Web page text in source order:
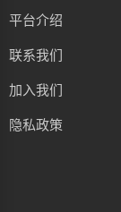
平台介绍
联系我们
加入我们
隐私政策